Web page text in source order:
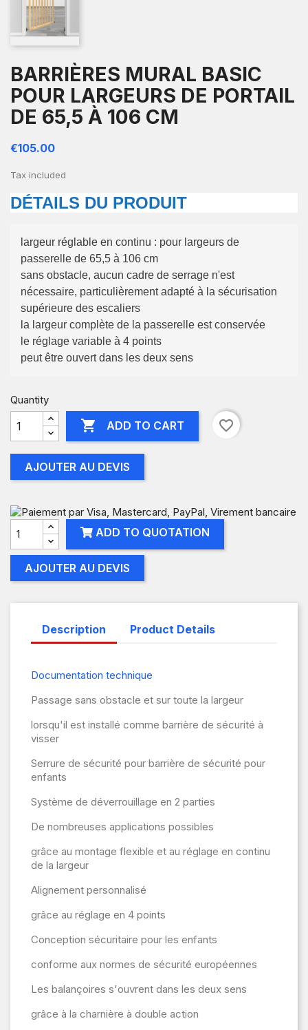
BARRIÈRES MURAL BASIC
POUR LARGEURS DE PORTAIL
DE 65,5 À 106 CM
€105.00
Tax included
DÉTAILS DU PRODUIT
largeur réglable en continu : pour largeurs de
passerelle de 65,5 à 106 cm
sans obstacle, aucun cadre de serrage n'est
nécessaire, particulièrement adapté à la sécurisation
supérieure des escaliers
la largeur complète de la passerelle est conservée
le réglage variable à 4 points
peut être ouvert dans les deux sens
Quantity
 ADD TO CART favorite_border
AJOUTER AU DEVIS
ADD TO QUOTATION
AJOUTER AU DEVIS
Description Product Details
Documentation technique
Passage sans obstacle et sur toute la largeur
lorsqu'il est installé comme barrière de sécurité à
visser
Serrure de sécurité pour barrière de sécurité pour
enfants
Système de déverrouillage en 2 parties
De nombreuses applications possibles
grâce au montage flexible et au réglage en continu
de la largeur
Alignement personnalisé
grâce au réglage en 4 points
Conception sécuritaire pour les enfants
conforme aux normes de sécurité européennes
Les balançoires s'ouvrent dans les deux sens
grâce à la charnière à double action